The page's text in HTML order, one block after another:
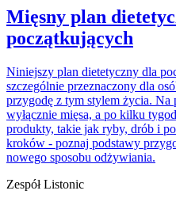
Mięsny plan
początkujących
Niniejszy plan dietetyczny dla
szczególnie przeznaczony dla
przygodę z tym stylem życia. Na
wyłącznie mięsa, a po kilku
produkty, takie jak ryby, drób i
kroków - poznaj podstawy
nowego sposobu odżywiania.
Zespół Listonic